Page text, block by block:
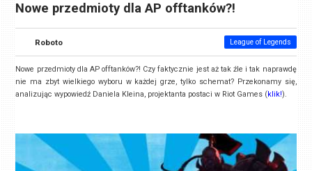
Nowe przedmioty dla AP offtanków?!
Roboto League of Legends
Nowe przedmioty dla AP offtanków?! Czy faktycznie jest aż tak źle i tak naprawdę
nie ma zbyt wielkiego wyboru w każdej grze, tylko schemat? Przekonamy się,
analizując wypowiedź Daniela Kleina, projektanta postaci w Riot Games (klik!).